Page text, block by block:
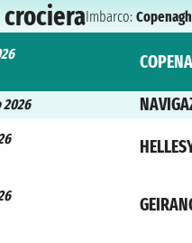
Imbarco:
2026